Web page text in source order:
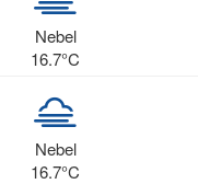
Nebel
16.7°C
Nebel
16.7°C